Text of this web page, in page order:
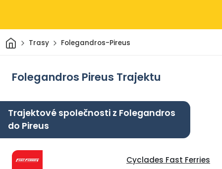
Domov
Trasy Folegandros-Pireus
Folegandros Pireus Trajektu
Trajektové společnosti z Folegandros
do Pireus
Cyclades Fast Ferries